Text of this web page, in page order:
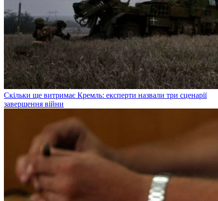
Скільки ще витримає Кремль: експерти назвали три сценарії
завершення війни